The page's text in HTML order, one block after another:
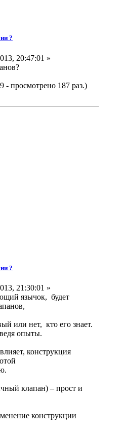
?
20:47:01 »
- просмотрено 187 раз.)
?
21:30:01 »
язычок, будет
или нет, кто его знает.
опыты.
конструкция
клапан) – прост и
конструкции